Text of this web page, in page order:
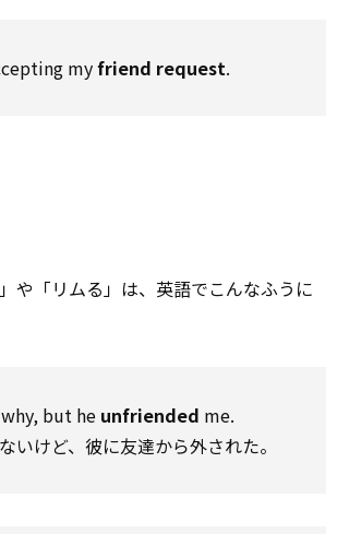
myfriend request.
や「リムる」は、英語でこんなふうに
but he unfriended me.
いけど、彼に友達から外された。